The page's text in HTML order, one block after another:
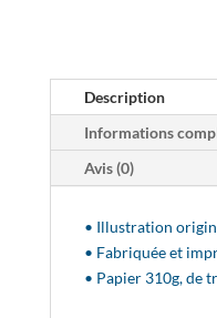
Description
Informations
Avis (0)
• Illustration
• Fabriquée et
• Papier 310g, de